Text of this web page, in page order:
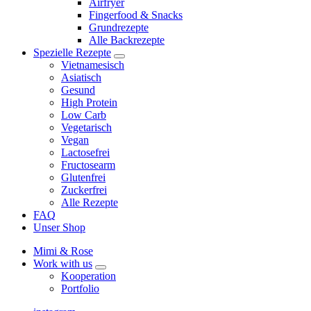
child
menu
Airfryer
Fingerfood & Snacks
Grundrezepte
Alle Backrezepte
Spezielle Rezepte
expand
child
Vietnamesisch
Asiatisch
Gesund
High Protein
Low Carb
Vegetarisch
Vegan
Lactosefrei
Fructosearm
Glutenfrei
Zuckerfrei
Alle Rezepte
FAQ
Unser Shop
Mimi & Rose
Work with us
expand
child
Kooperation
Portfolio